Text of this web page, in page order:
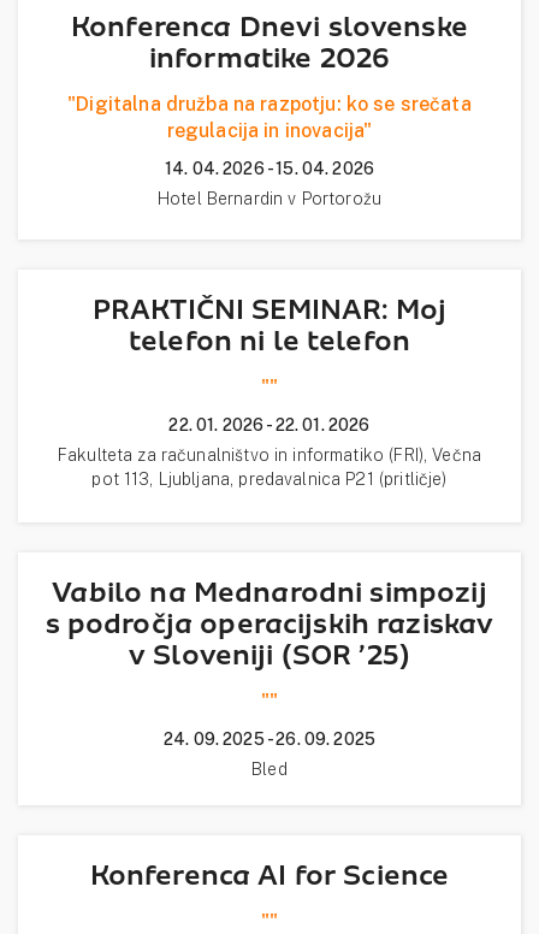
Konferenca Dnevi slovenske
informatike 2026
"Digitalna družba na razpotju: ko se srečata
regulacija in inovacija"
14. 04. 2026 - 15. 04. 2026
Hotel Bernardin v Portorožu
PRAKTIČNI SEMINAR: Moj
telefon ni le telefon
""
22. 01. 2026 - 22. 01. 2026
Fakulteta za računalništvo in informatiko (FRI), Večna
pot 113, Ljubljana, predavalnica P21 (pritličje)
Vabilo na Mednarodni simpozij
s področja operacijskih raziskav
v Sloveniji (SOR ’25)
""
24. 09. 2025 - 26. 09. 2025
Bled
Konferenca AI for Science
""